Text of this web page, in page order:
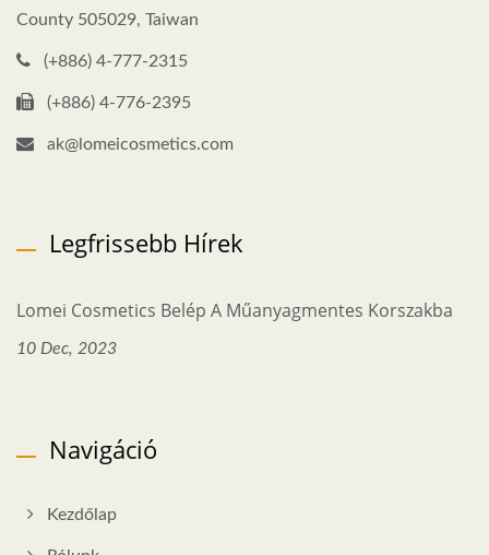
County 505029, Taiwan
(+886) 4-777-2315
(+886) 4-776-2395
ak@lomeicosmetics.com
Legfrissebb Hírek
Lomei Cosmetics Belép A Műanyagmentes Korszakba
10 Dec, 2023
Navigáció
Kezdőlap